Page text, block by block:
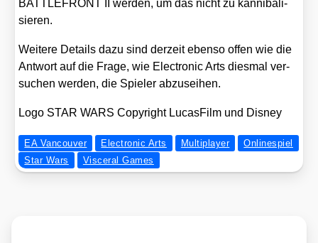
BATTLEFRONT II wer­den, um das nicht zu kan­ni­ba­li­
sie­ren.
Wei­te­re Details dazu sind der­zeit eben­so offen wie die
Ant­wort auf die Fra­ge, wie Elec­tro­nic Arts dies­mal ver­
su­chen wer­den, die Spie­ler abzu­sei­hen.
Logo STAR WARS Copy­right Lucas­Film und Dis­ney
EA Vancouver Electronic Arts Multiplayer
Onlinespiel
Star Wars
Visceral Games